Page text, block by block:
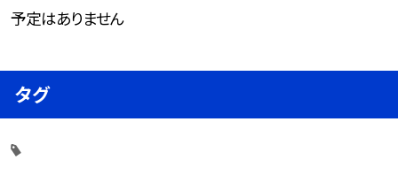
予定はありません
タグ